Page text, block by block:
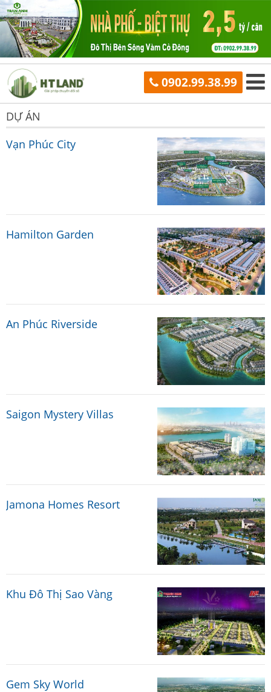
0902.99.38.99
DỰ ÁN
Vạn Phúc City
Hamilton Garden
An Phúc Riverside
Saigon Mystery Villas
Jamona Homes Resort
Khu Đô Thị Sao Vàng
Gem Sky World